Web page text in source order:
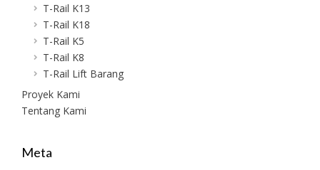
T-Rail K13
T-Rail K18
T-Rail K5
T-Rail K8
T-Rail Lift Barang
Proyek Kami
Tentang Kami
Meta